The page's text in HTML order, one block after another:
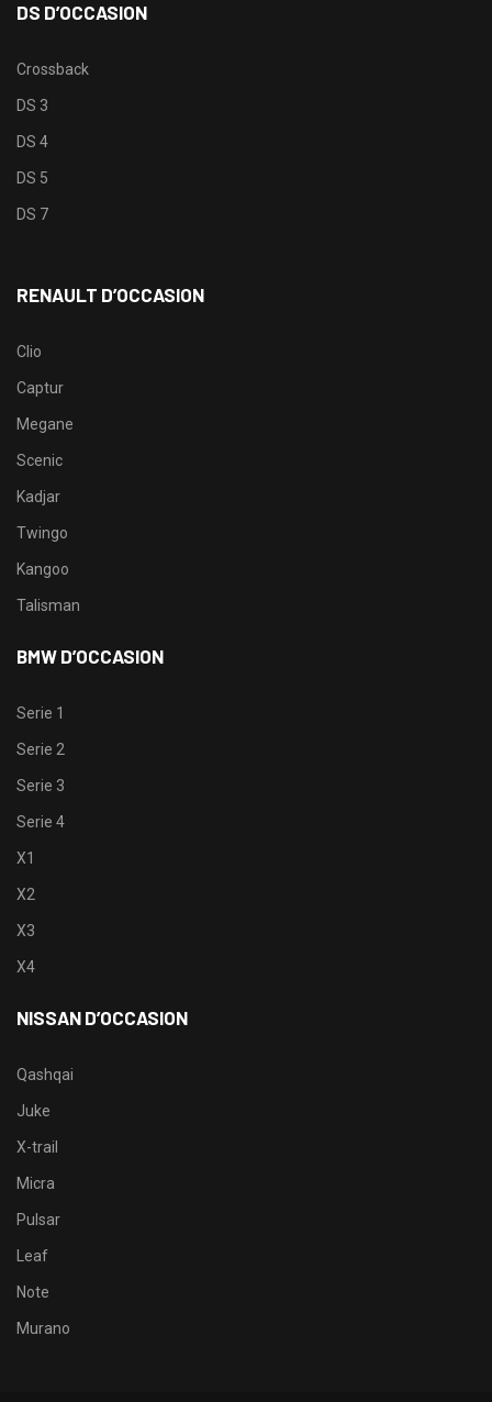
DS D’OCCASION
Crossback
DS 3
DS 4
DS 5
DS 7
RENAULT D’OCCASION
Clio
Captur
Megane
Scenic
Kadjar
Twingo
Kangoo
Talisman
BMW D’OCCASION
Serie 1
Serie 2
Serie 3
Serie 4
X1
X2
X3
X4
NISSAN D’OCCASION
Qashqai
Juke
X-trail
Micra
Pulsar
Leaf
Note
Murano